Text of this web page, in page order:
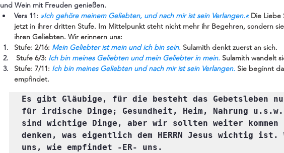
und Wein mit Freuden genießen.
Vers 11: »Ich gehöre meinem Geliebten, und nach mir ist sein Verlangen.« Die Liebe
jetzt in ihrer dritten Stufe. Im Mittelpunkt steht nicht mehr ihr Begehren, sondern
ihren Geliebten. Wir erinnern uns:
Stufe: 2/16: Mein Geliebter ist mein und ich bin sein. Sulamith denkt zuerst an sich.
Stufe 6/3: Ich bin meines Geliebten und mein Geliebter in mein. Sulamith wandelt
Stufe: 7/11: Ich bin meines Geliebten und nach mir ist sein Verlangen. Sie beginnt
empfindet.
Es gibt Gläubige, für die besteht das Gebetsleben
für irdische Dinge; Gesundheit, Heim, Nahrung
sind wichtige Dinge, aber wir sollten weiter kommen
denken, was eigentlich dem HERRN Jesus wichtig ist.
uns, wie empfindet -ER- uns.